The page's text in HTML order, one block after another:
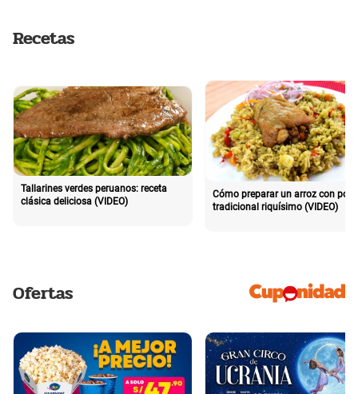
Recetas
Tallarines verdes peruanos: receta
clásica deliciosa (VIDEO)
Cómo preparar un arroz con pollo
tradicional riquísimo (VIDEO)
Ofertas